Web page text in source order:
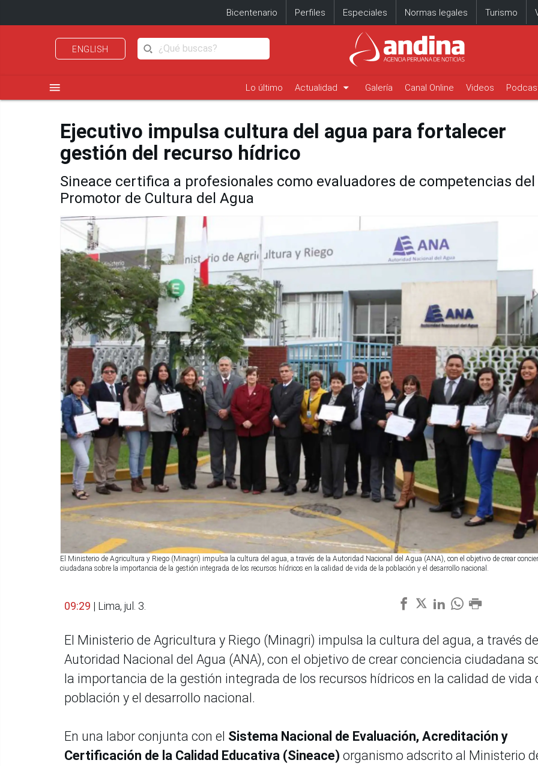
Bicentenario Perfiles Especiales Normas legales Turismo
ENGLISH
menu Lo último Actualidad arrow_drop_down Galería Canal Online Videos
Ejecutivo impulsa cultura del agua para fortalecer
gestión del recurso hídrico
Sineace certifica a profesionales como evaluadores de competencias del
Promotor de Cultura del Agua
El Ministerio de Agricultura y Riego (Minagri) impulsa la cultura del agua, a través de la Autoridad Nacional del Agua (ANA), con el objetivo de crear
ciudadana sobre la importancia de la gestión integrada de los recursos hídricos en la calidad de vida de la población y el desarrollo nacional.
09:29 | Lima, jul. 3.
El Ministerio de Agricultura y Riego (Minagri) impulsa la cultura del agua, a través
Autoridad Nacional del Agua (ANA), con el objetivo de crear conciencia ciudadana
la importancia de la gestión integrada de los recursos hídricos en la calidad de vida
población y el desarrollo nacional.
En una labor conjunta con el Sistema Nacional de Evaluación, Acreditación y
Certificación de la Calidad Educativa (Sineace) organismo adscrito al Ministerio